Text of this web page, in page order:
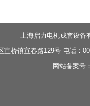
上海启力电机成套设备
宣桥镇宣春路129号 电话：
网站备案号